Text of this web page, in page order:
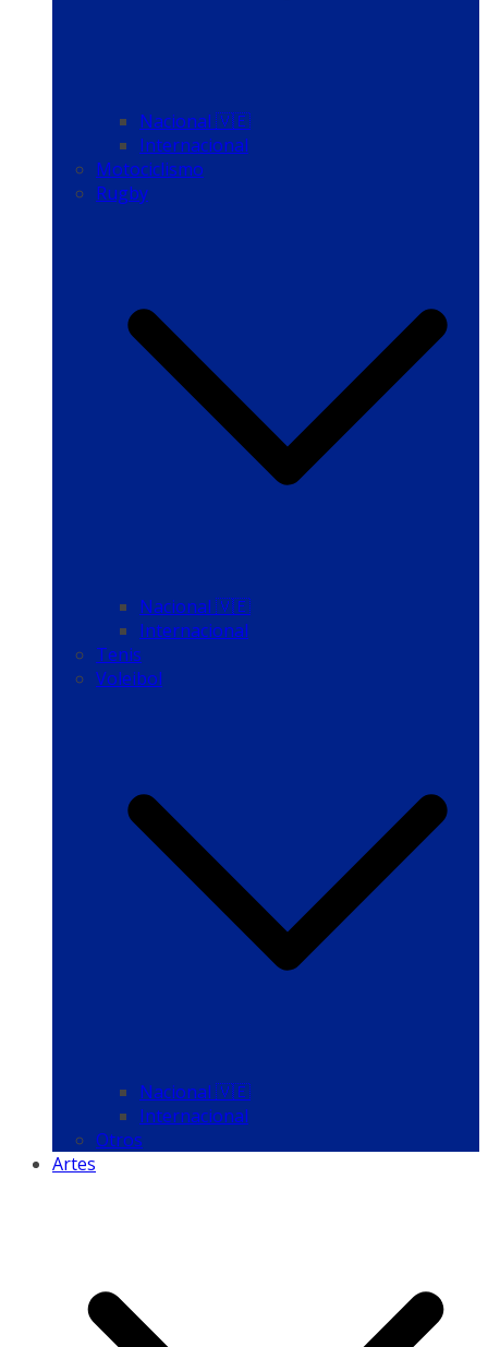
Nacional 🇻🇪
Internacional
Motociclismo
Rugby
Nacional 🇻🇪
Internacional
Tenis
Voleibol
Nacional 🇻🇪
Internacional
Otros
Artes